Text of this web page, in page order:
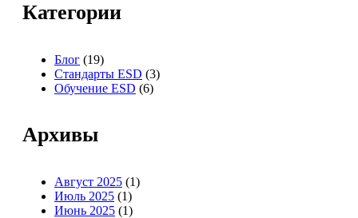
Категории
Блог (19)
Стандарты ESD (3)
Обучение ESD (6)
Архивы
Август 2025 (1)
Июль 2025 (1)
Июнь 2025 (1)